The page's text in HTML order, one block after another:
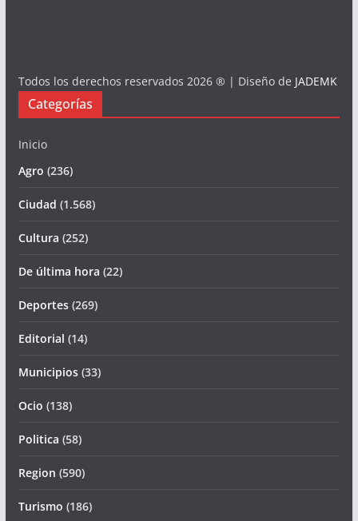
Todos los derechos reservados 2026 ® | Diseño de JADEMK
Categorías
Inicio
Agro (236)
Ciudad (1.568)
Cultura (252)
De última hora (22)
Deportes(269)
Editorial (14)
Municipios(33)
Ocio (138)
Politica (58)
Region (590)
Turismo (186)